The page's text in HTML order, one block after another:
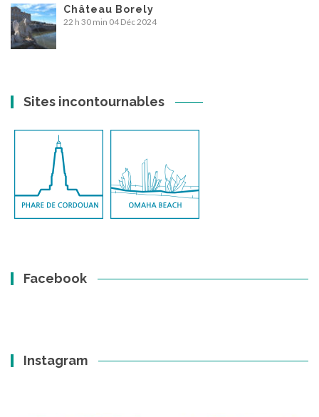
Château Borely
22 h 30 min 04 Déc 2024
Sites incontournables
Facebook
Instagram